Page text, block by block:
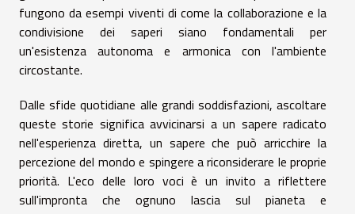
fungono da esempi viventi di come la collaborazione e la
condivisione dei saperi siano fondamentali per
un'esistenza autonoma e armonica con l'ambiente
circostante.
Dalle sfide quotidiane alle grandi soddisfazioni, ascoltare
queste storie significa avvicinarsi a un sapere radicato
nell'esperienza diretta, un sapere che può arricchire la
percezione del mondo e spingere a riconsiderare le proprie
priorità. L'eco delle loro voci è un invito a riflettere
sull'impronta che ognuno lascia sul pianeta e